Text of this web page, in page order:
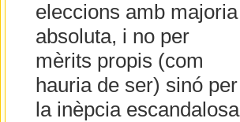
eleccions amb majoria
absoluta, i no per
mèrits propis (com
hauria de ser) sinó per
la inèpcia escandalosa